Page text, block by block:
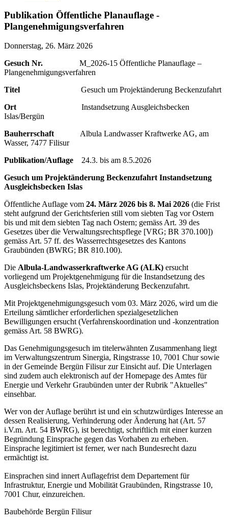
Publikation Öffentliche Planauflage -
Plangenehmigungsverfahren
Donnerstag, 26. März 2026
Gesuch Nr. M_2026-15 Öffentliche Planauflage –
Plangenehmigungsverfahren
Titel Gesuch um Projektänderung Beckenzufahrt
OrtInstandsetzung Ausgleichsbecken
Islas/Bergün
BauherrschaftAlbula Landwasser Kraftwerke AG, am
Wasser, 7477 Filisur
Publikation/Auflage 24.3. bis am 8.5.2026
Gesuch um Projektänderung Beckenzufahrt Instandsetzung
Ausgleichsbecken Islas
Öffentliche Auflage vom 24. März 2026 bis 8. Mai 2026 (die Frist
steht aufgrund der Gerichtsferien still vom siebten Tag vor Ostern
bis und mit dem siebten Tag nach Ostern; gemäss Art. 39 des
Gesetzes über die Verwaltungsrechtspflege [VRG; BR 370.100])
gemäss Art. 57 ff. des Wasserrechtsgesetzes des Kantons
Graubünden (BWRG; BR 810.100).
Die Albula-Landwasserkraftwerke AG (ALK) ersucht
vorliegend um Projektgenehmigung für die Instandsetzung des
Ausgleichsbeckens Islas, Projektänderung Beckenzufahrt.
Mit Projektgenehmigungsgesuch vom 03. März 2026, wird um die
Erteilung sämtlicher erforderlichen spezialgesetzlichen
Bewilligungen ersucht (Verfahrenskoordination und -konzentration
gemäss Art. 58 BWRG).
Das Genehmigungsgesuch im titelerwähnten Zusammenhang liegt
im Verwaltungszentrum Sinergia, Ringstrasse 10, 7001 Chur sowie
in der Gemeinde Bergün Filisur zur Einsicht auf. Die Unterlagen
sind zudem auch elektronisch auf der Homepage des Amtes für
Energie und Verkehr Graubünden unter der Rubrik "Aktuelles"
einsehbar.
Wer von der Auflage berührt ist und ein schutzwürdiges Interesse an
dessen Realisierung, Verhinderung oder Änderung hat (Art. 57
i.V.m. Art. 54 BWRG), ist berechtigt, schriftlich mit einer kurzen
Begründung Einsprache gegen das Vorhaben zu erheben.
Einsprache legitimiert ist ferner, wer nach Bundesrecht dazu
ermächtigt ist.
Einsprachen sind innert Auflagefrist dem Departement für
Infrastruktur, Energie und Mobilität Graubünden, Ringstrasse 10,
7001 Chur, einzureichen.
Baubehörde Bergün Filisur